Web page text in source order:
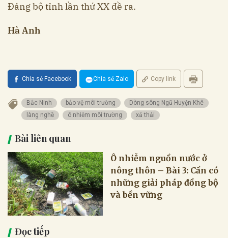
Đảng bộ tỉnh lần thứ XX đề ra.
Hà Anh
Chia sẻ Facebook Chia sẻ Zalo Copy link
Bắc Ninh bảo vệ môi trường
Dòng sông Ngũ Huyện Khê
làng nghề
ô nhiễm môi trường xả thải
Bài liên quan
Ô nhiễm nguồn nước ở
nông thôn – Bài 3: Cần có
những giải pháp đồng bộ
và bền vững
Đọc tiếp